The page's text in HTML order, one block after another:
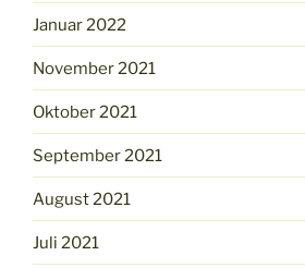
Januar 2022
November 2021
Oktober 2021
September 2021
August 2021
Juli 2021